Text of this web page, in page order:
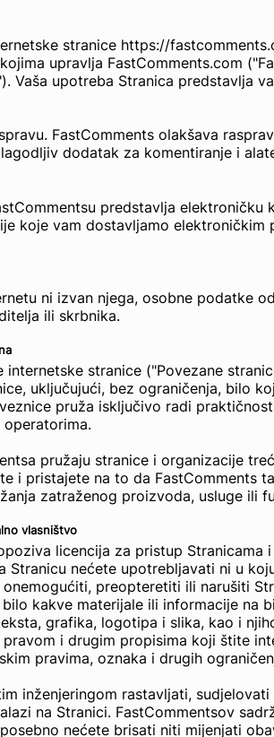
stranice https://
upravlja FastComments.com
Vaša upotreba Stranica predstavlja
FastComments olakšava
dodatak za komentiranje i
predstavlja
koje vam dostavljamo
ni izvan njega, osobne podatke
ili skrbnika.
stranice ("Povezane
uključujući, bez ograničenja, bilo
pruža isključivo radi
pružaju stranice i organizacije
i pristajete na to da
zatraženog proizvoda, usluge ili
vlasništvo
licencija za pristup
Stranicu nećete upotrebljavati ni u
preopteretiti ili narušiti
kakve materijale ili informacije na
grafika, logotipa i slika, kao i
i drugim propisima koji štite
pravima, oznaka i drugih
inženjeringom rastavljati,
na Stranici. FastCommentsov
nećete brisati niti mijenjati